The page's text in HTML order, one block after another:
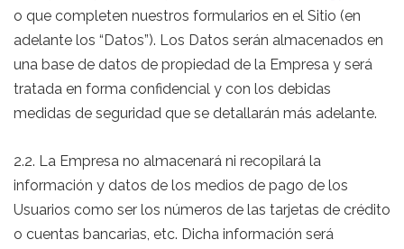
o que completen nuestros formularios en el Sitio (en
adelante los “Datos”). Los Datos serán almacenados en
una base de datos de propiedad de la Empresa y será
tratada en forma confidencial y con los debidas
medidas de seguridad que se detallarán más adelante.
2.2. La Empresa no almacenará ni recopilará la
información y datos de los medios de pago de los
Usuarios como ser los números de las tarjetas de crédito
o cuentas bancarias, etc. Dicha información será